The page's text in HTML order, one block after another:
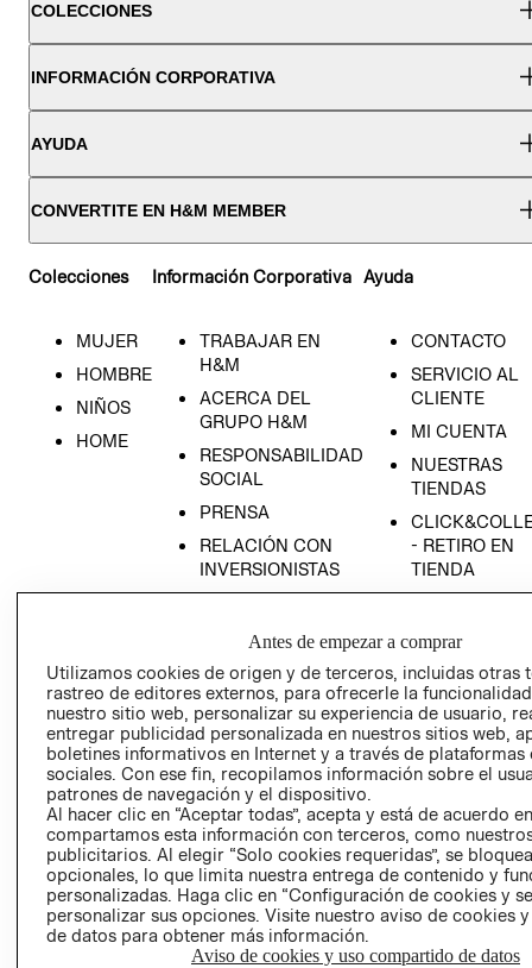
COLECCIONES
INFORMACIÓN CORPORATIVA
AYUDA
CONVERTITE EN H&M MEMBER
Colecciones
MUJER
HOMBRE
NIÑOS
HOME
Información Corporativa
TRABAJAR EN
H&M
ACERCA DEL
GRUPO H&M
RESPONSABILIDAD
SOCIAL
PRENSA
RELACIÓN CON
INVERSIONISTAS
Ayuda
CONTACTO
SERVICIO AL
CLIENTE
MI CUENTA
NUESTRAS
TIENDAS
- RETIRO EN
TIENDA
PRIVACIDAD
GIFT CARD
AVISO DE
COOKIES
Uruguay ($U)
Antes de empezar a comprar
Utilizamos cookies de origen y de terceros, incluidas otras
rastreo de editores externos, para ofrecerle la
nuestro sitio web, personalizar su experiencia de usuario,
entregar publicidad personalizada en nuestros sitios web,
boletines informativos en Internet y a través de plataformas
sociales. Con ese fin, recopilamos información sobre el
patrones de navegación y el dispositivo.
Al hacer clic en “Aceptar todas”, acepta y está de acuerdo
compartamos esta información con terceros, como
publicitarios. Al elegir “Solo cookies requeridas”, se
opcionales, lo que limita nuestra entrega de contenido y
personalizadas. Haga clic en “Configuración de cookies y
personalizar sus opciones. Visite nuestro aviso de cookies
de datos para obtener más información.
Aviso de cookies y uso compartido de datos